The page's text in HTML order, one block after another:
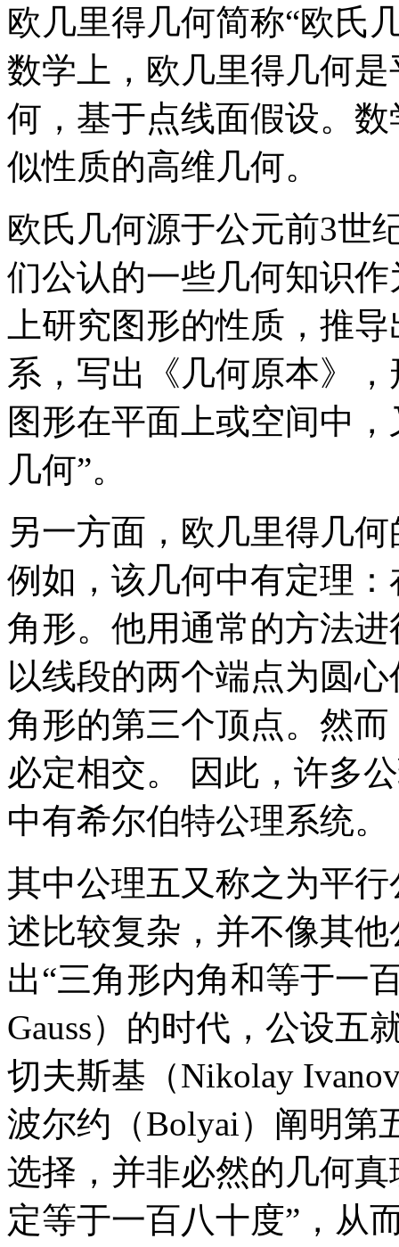
欧几里得几何简称“欧氏
数学上，欧几里得几何
何，基于点线面假设。
似性质的高维几何。
欧氏几何源于公元前3世
们公认的一些几何知识
上研究图形的性质，推
系，写出《几何原本》
图形在平面上或空间中
几何”。
另一方面，欧几里得几
例如，该几何中有定理
角形。他用通常的方法
以线段的两个端点为圆
角形的第三个顶点。然
必定相交。 因此，许多
中有希尔伯特公理系统。
其中公理五又称之为平行
述比较复杂，并不像其
出“三角形内角和等于一
Gauss）的时代，公设五
切夫斯基（Nikolay
波尔约（Bolyai）阐明第
选择，并非必然的几何
定等于一百八十度”，从